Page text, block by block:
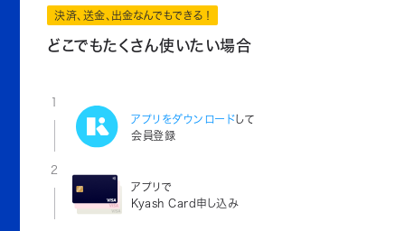
決済、送金、出金なんでもできる！
どこでもたくさん使いたい場合
1
アプリをダウンロードして
会員登録
2
アプリで
Kyash Card申し込み